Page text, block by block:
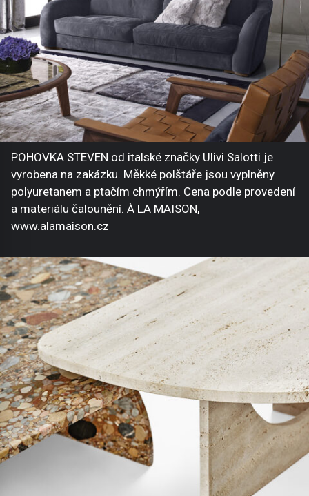
POHOVKA STEVEN od italské značky Ulivi Salotti je
vyrobena na zakázku. Měkké polštáře jsou vyplněny
polyuretanem a ptačím chmýřím. Cena podle provedení
a materiálu čalounění. À LA MAISON,
www.alamaison.cz